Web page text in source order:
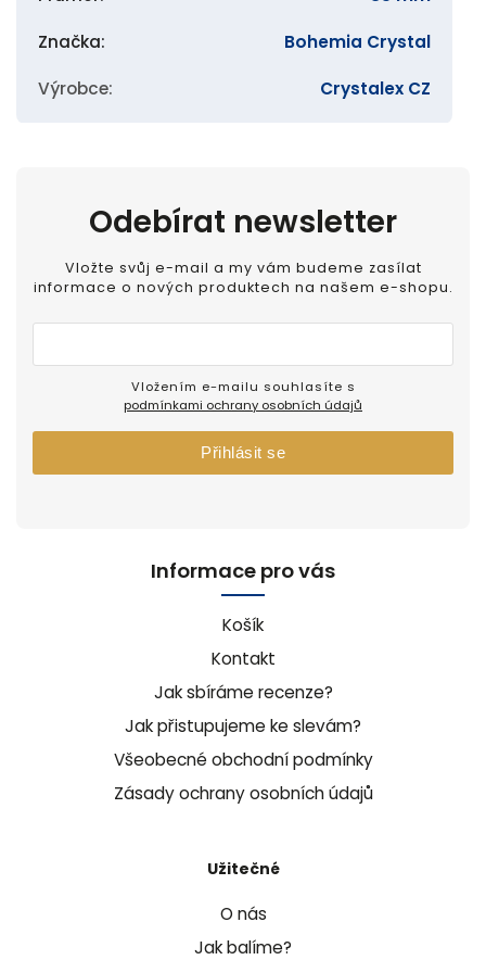
Značka: Bohemia Crystal
Výrobce: Crystalex CZ
Odebírat newsletter
Vložte svůj e-mail a my vám budeme zasílat
informace o nových produktech na našem e-shopu.
podmínkami ochrany osobních údajů
Přihlásit se
Informace pro vás
Košík
Kontakt
Jak sbíráme recenze?
Jak přistupujeme ke slevám?
Všeobecné obchodní podmínky
Zásady ochrany osobních údajů
Užitečné
O nás
Jak balíme?